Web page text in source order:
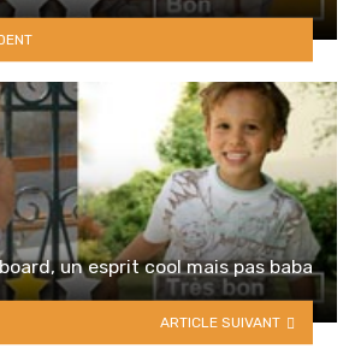
un esprit cool mais pas baba
ARTICLE SUIVANT